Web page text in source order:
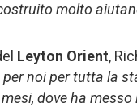
molto
Leyton Orient,
per noi per tutta la
dove ha